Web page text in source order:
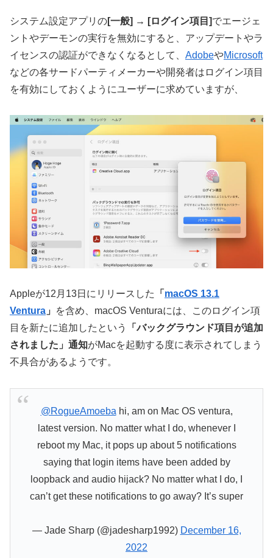
システム設定アプリの[一般] → [ログイン項目]でエージェ
ントやデーモンの実行を無効にすると、アップデートやラ
イセンスの認証ができなくなるとして、 AdobeやMicrosoft
などの各サードパーティメーカーや開発者はログイン項目
を有効にしておくようにユーザーに求めていますが、
Appleが12月13日にリリースした 「 macOS 13.1
Ventura 」
を含め、macOS Venturaには、このログイン項
目を新たに追加したという
「バックグラウンド項目が追加
されました」通知がMacを起動する度に表示されてしまう
不具合があるようです。
@RogueAmoeba hi, am on Mac OS ventura,
latest version. No matter what I do, whenever I
reboot my Mac, it pops up about 5 notifications
saying that login items have been added by
loopback and audio hijack? No matter what I do, I
can’t get these notifications to go away? It’s super
— Jade Sharp (@jadesharp1992) December 16,
2022